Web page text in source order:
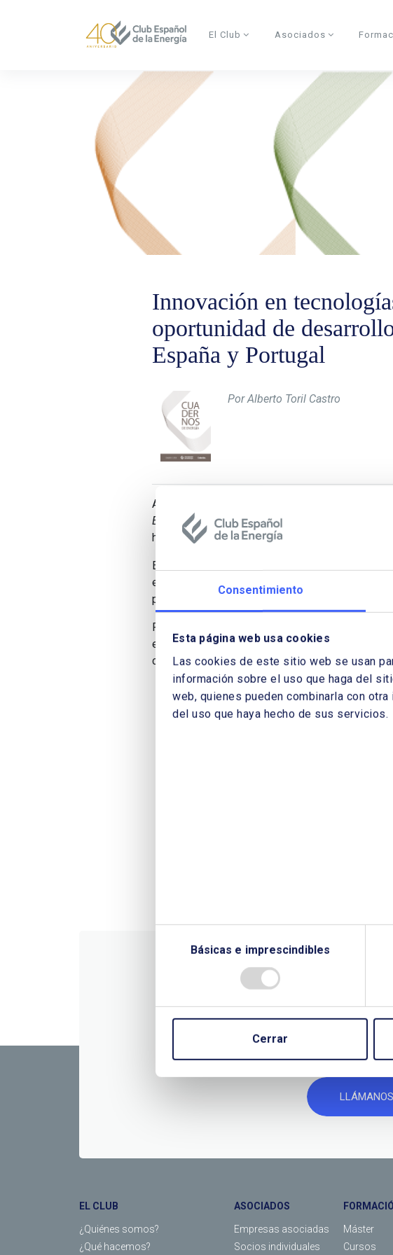
Consentimiento
Esta página web usa cookies
Las cookies de este sitio web se usan
información sobre el uso que haga del
web, quienes pueden combinarla con
del uso que haya hecho de sus servicios.
Básicas e imprescindibles
Cerrar
El Club Asociados
Innovación en
oportunidad de
España y Portugal
Por Alberto Toril Castro
Artículo de
Energy, organización fundada por Bill Gates en
hacia las energías limpias.
En el artículo, nos explica la visión de su
emprendedores, los inversores y los gobiernos,
para alcanzar los objetivos de emisiones netas
Pone la atención en la Península Ibérica, una de
en Europa, y subraya cuáles son los elementos
centro industrial de energías limpias.
¿QUIERES
CONTÁCTANOS
EL CLUB
¿Quiénes somos?
¿Qué hacemos?
ASOCIADOS
Empresas asociadas
Socios individuales
Máster
Cursos